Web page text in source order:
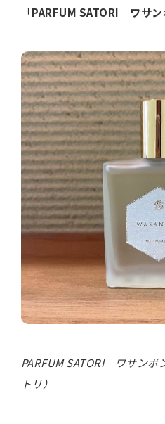
「PARFUM SATORI ワサン
PARFUM SATORI ワサンボ
トリ）